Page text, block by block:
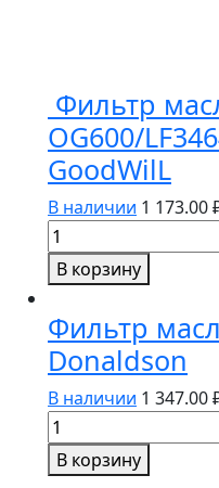
Фильтр
OG600/
GoodWilL
В наличии 1 173.00
Количество
товара
Фильтр
OG600/LF3464/
GoodWilL
В корзину
Фильтр
Donaldson
В наличии 1 347.00
Количество
товара
Фильтр
В корзину